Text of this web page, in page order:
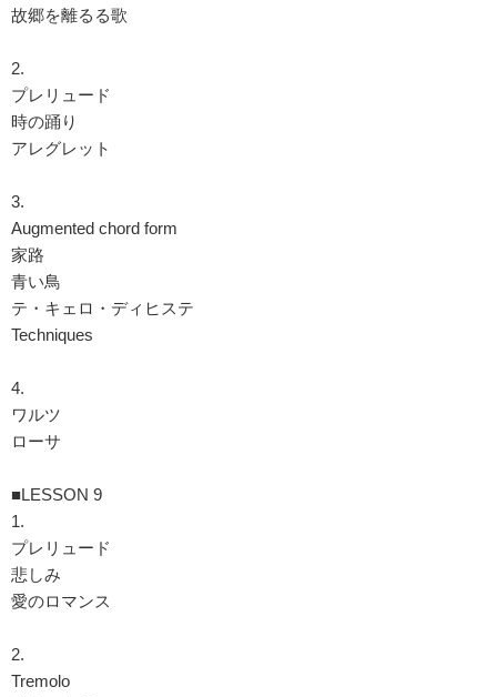
故郷を離るる歌
2.
プレリュード
時の踊り
アレグレット
3.
Augmented chord form
家路
青い鳥
テ・キェロ・ディヒステ
Techniques
4.
ワルツ
ローサ
■LESSON 9
1.
プレリュード
悲しみ
愛のロマンス
2.
Tremolo